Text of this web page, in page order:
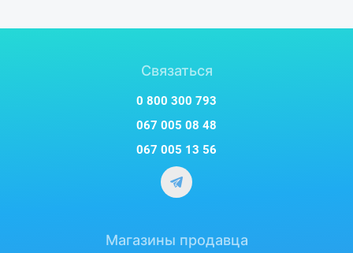
HP EliTEBOOK 830 G5-3UU07PC.
HP EliteBook 840 G5(3JZ32AW).
HP EliteBook 745 G5(5DL77PA).
HP EliteBook 840 G5-3JX61EA.
HP EliteBook 830 G5-3JX71EA.
HP EliteBook 755 G5(3UP42EA).
Связаться
0 800 300 793
067 005 08 48
067 005 13 56
Магазины продавца